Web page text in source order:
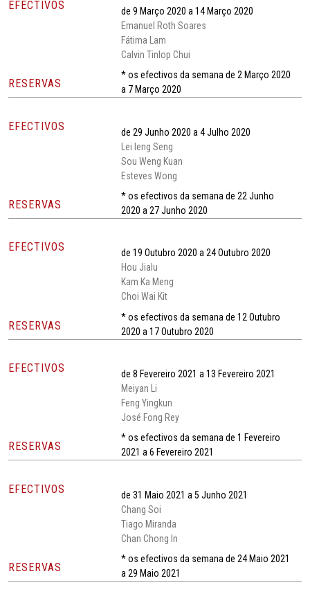
EFECTIVOS
de 9 Março 2020 a 14 Março 2020
Emanuel Roth Soares
Fátima Lam
Calvin Tinlop Chui
RESERVAS
* os efectivos da semana de 2 Março 2020
a 7 Março 2020
EFECTIVOS
de 29 Junho 2020 a 4 Julho 2020
Lei Ieng Seng
Sou Weng Kuan
Esteves Wong
RESERVAS
* os efectivos da semana de 22 Junho
2020 a 27 Junho 2020
EFECTIVOS
de 19 Outubro 2020 a 24 Outubro 2020
Hou Jialu
Kam Ka Meng
Choi Wai Kit
RESERVAS
* os efectivos da semana de 12 Outubro
2020 a 17 Outubro 2020
EFECTIVOS
de 8 Fevereiro 2021 a 13 Fevereiro 2021
Meiyan Li
Feng Yingkun
José Fong Rey
RESERVAS
* os efectivos da semana de 1 Fevereiro
2021 a 6 Fevereiro 2021
EFECTIVOS
de 31 Maio 2021 a 5 Junho 2021
Chang Soi
Tiago Miranda
Chan Chong In
RESERVAS
* os efectivos da semana de 24 Maio 2021
a 29 Maio 2021